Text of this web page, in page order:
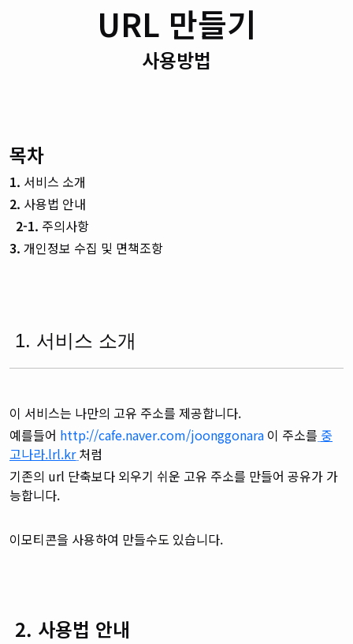
URL 만들기
사용방법
목차
1. 서비스 소개
2. 사용법 안내
2-1. 주의사항
3. 개인정보 수집 및 면책조항
1. 서비스 소개
이 서비스는 나만의 고유 주소를 제공합니다.
예를들어 http://cafe.naver.com/joonggonara 이 주소를 중
고나라.lrl.kr 처럼
기존의 url 단축보다 외우기 쉬운 고유 주소를 만들어 공유가 가
능합니다.
이모티콘을 사용하여 만들수도 있습니다.
2. 사용법 안내